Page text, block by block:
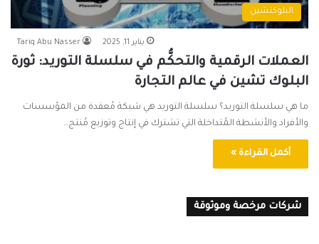
البلوكتشين
Tariq Abu Nasser يناير 11, 2025
العملات الرقمية والتحكُّم في سلسلة التوريد: ثورة
البلوك تشين في عالم التجارة
ما هي سلسلة التوريد؟ سلسلة التوريد هي شبكة مُعقدة من المؤسسات
والأفراد والأنشطة المُتداخلة التي تشترك في إنتاج وتوزيع مُنتج…
أكمل القراءة »
شركات مرخصة وموثوقة